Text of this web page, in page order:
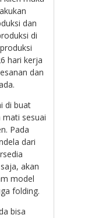
dan
di
hari kerja
dan
di buat
mati sesuai
Pada
dari
akan
model
folding.
bisa